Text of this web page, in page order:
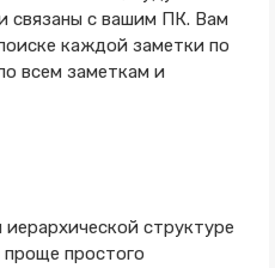
связаны с вашим ПК. Вам
каждой заметки по
всем заметкам и
структуре
простого